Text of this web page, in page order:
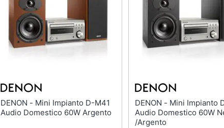
DENON - Mini Impianto D-M41
Audio Domestico 60W Argento
DENON - Mini Impianto D-M41
Audio Domestico 60W
/Argento